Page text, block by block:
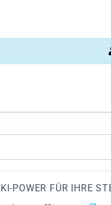
KI-POWER FÜR IHRE